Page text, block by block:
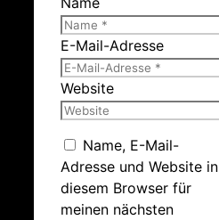
E-Mail-Adresse
Website
Name, E-Mail-
Adresse und Website in
diesem Browser für
meinen nächsten